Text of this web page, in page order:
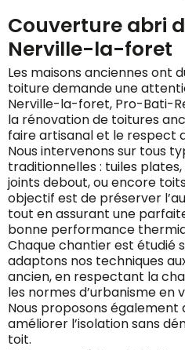
Couverture abri
Nerville-la-foret
Les maisons anciennes ont
toiture demande une
Nerville-la-foret, Pro-Bati-
la rénovation de toitures
faire artisanal et le respect
Nous intervenons sur tous
traditionnelles : tuiles
joints debout, ou encore
objectif est de préserver
tout en assurant une
bonne performance
Chaque chantier est étudié
adaptons nos techniques
ancien, en respectant la
les normes d’urbanisme en
Nous proposons également
améliorer l’isolation sans
toit.